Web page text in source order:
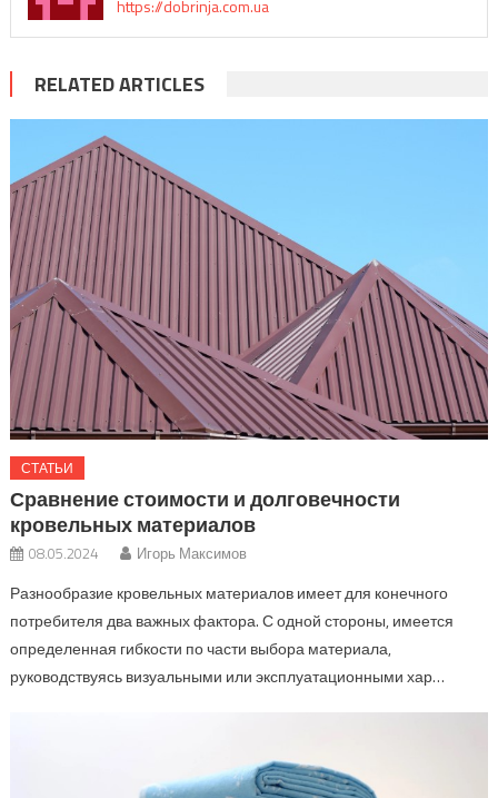
https://dobrinja.com.ua
RELATED ARTICLES
СТАТЬИ
Сравнение стоимости и долговечности
кровельных материалов
08.05.2024 Игорь Максимов
Разнообразие кровельных материалов имеет для конечного
потребителя два важных фактора. С одной стороны, имеется
определенная гибкости по части выбора материала,
руководствуясь визуальными или эксплуатационными хар…